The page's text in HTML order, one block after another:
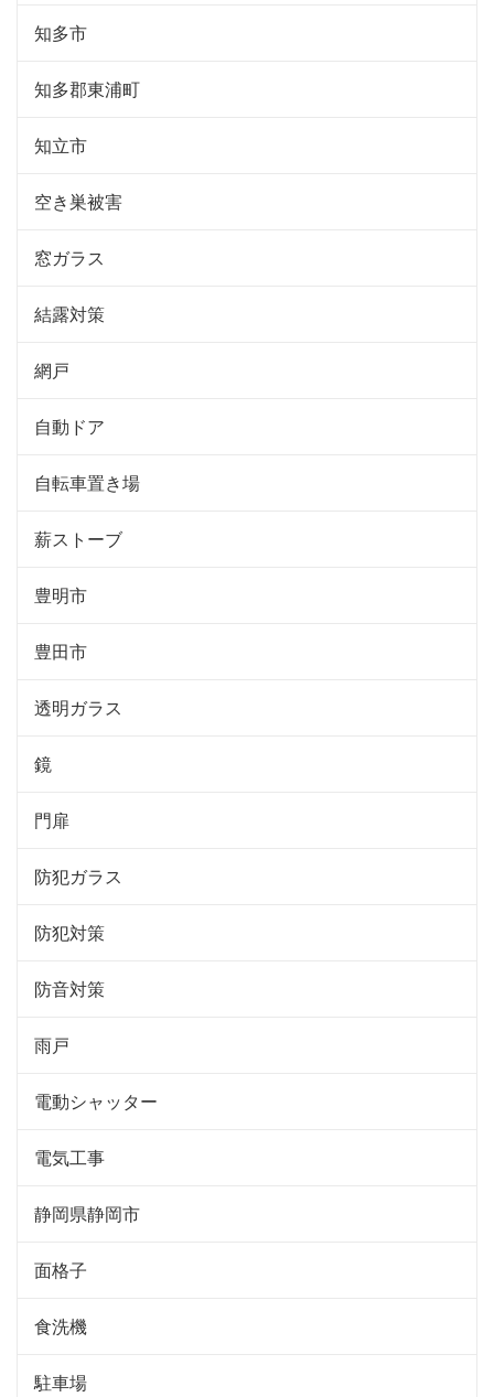
知多市
知多郡東浦町
知立市
空き巣被害
窓ガラス
結露対策
網戸
自動ドア
自転車置き場
薪ストーブ
豊明市
豊田市
透明ガラス
鏡
門扉
防犯ガラス
防犯対策
防音対策
雨戸
電動シャッター
電気工事
静岡県静岡市
面格子
食洗機
駐車場